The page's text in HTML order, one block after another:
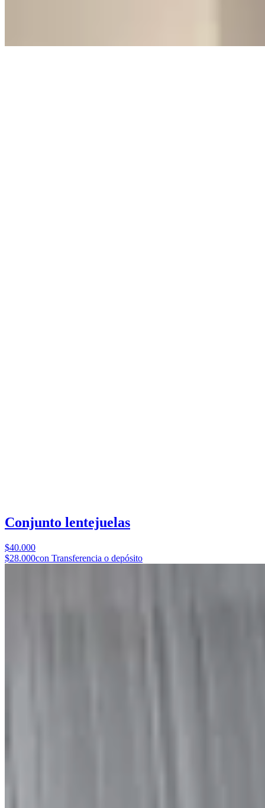
Conjunto lentejuelas
$40.000
$28.000con Transferencia o depósito